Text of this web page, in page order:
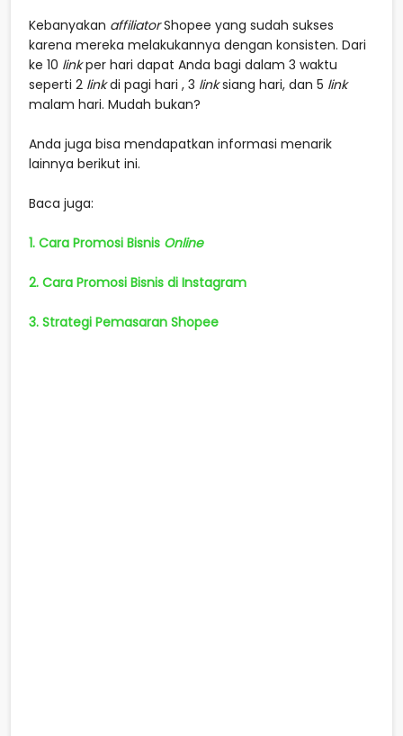
Kebanyakan affiliatorShopee yang sudah sukses
karena mereka melakukannya dengan konsisten. Dari
ke 10 linkper hari dapat Anda bagi dalam 3 waktu
seperti 2 linkdi pagi hari , 3 linksiang hari, dan 5 link
malam hari. Mudah bukan?
Anda juga bisa mendapatkan informasi menarik
lainnya berikut ini.
Baca juga:
1. Cara Promosi Bisnis Online
2. Cara Promosi Bisnis di Instagram
3. Strategi Pemasaran Shopee